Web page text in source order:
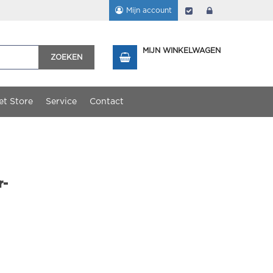
Mijn account Afrekenen
ZOEKEN
MIJN WINKELWAGEN
Store Service Contact